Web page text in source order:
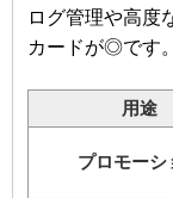
ログ管理や高度
カードが◎です。
用途
プロモーシ